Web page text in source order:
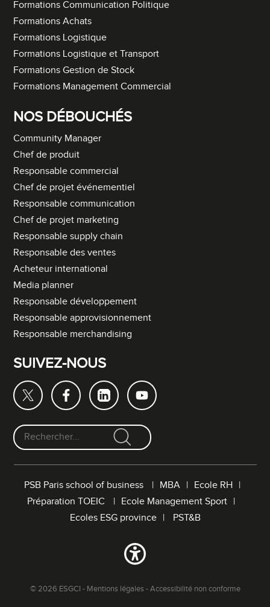
Formations Communication Politique
Formations Achats
Formations Logistique
Formations Logistique et Transport
Formations Gestion de Stock
Formations Management Commercial
NOS DÉBOUCHÉS
Community Manager
Chef de produit
Responsable commercial
Chef de projet événementiel
Responsable communication
Chef de projet marketing
Responsable supply chain
Responsable des ventes
Acheteur international
Media planner
Responsable développement
Responsable approvisionnement
Responsable merchandising
SUIVEZ-NOUS
F
PSB Paris school of business MBA
Ecole RH
Préparation TOEIC
Ecole Management Sport
Ecoles ESG province
PST&B
© 2026 ESGCI - Mentions légales-Accessibilité non conforme